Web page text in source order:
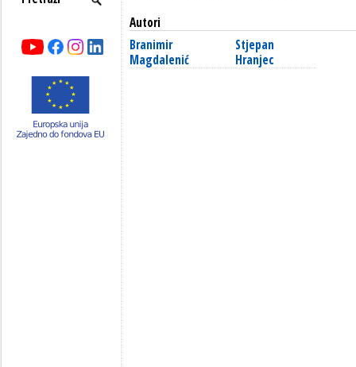
Autori
Branimir
Magdalenić
Stjepan
Hranjec